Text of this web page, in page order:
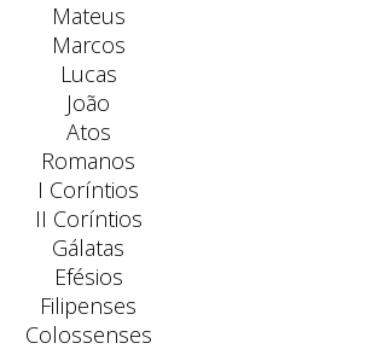
Mateus
Marcos
Lucas
João
Atos
Romanos
I Coríntios
II Coríntios
Gálatas
Efésios
Filipenses
Colossenses